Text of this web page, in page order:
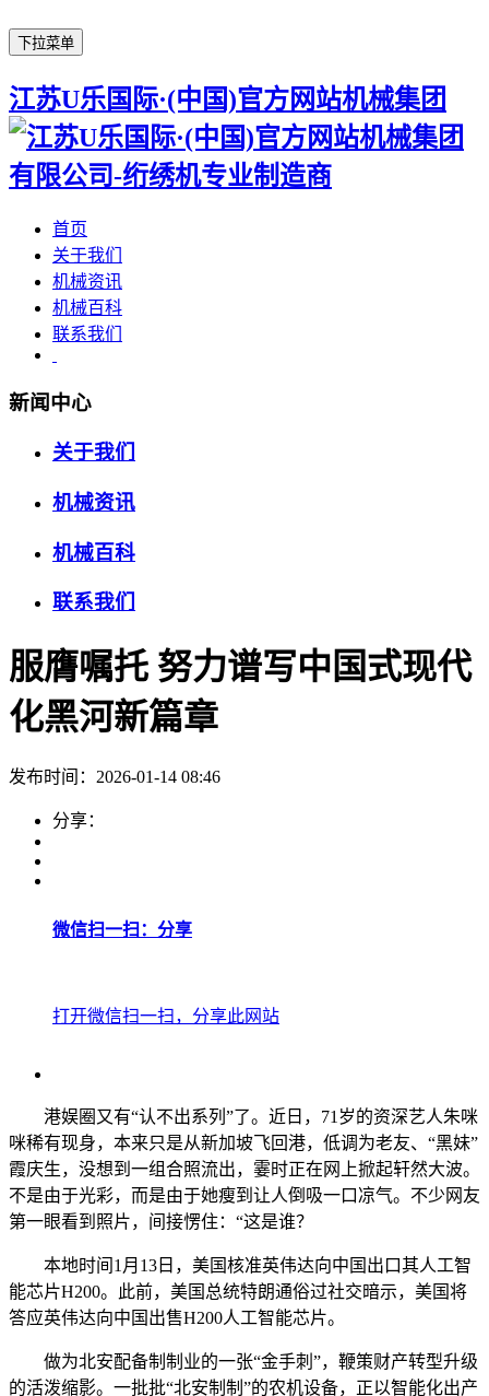
下拉菜单
江苏U乐国际·(中国)官方网站机械集团
首页
关于我们
机械资讯
机械百科
联系我们
新闻中心
关于我们
机械资讯
机械百科
联系我们
服膺嘱托 努力谱写中国式现代
化黑河新篇章
发布时间：2026-01-14 08:46
分享：
微信扫一扫：分享
打开微信扫一扫，分享此网站
港娱圈又有“认不出系列”了。近日，71岁的资深艺人朱咪
咪稀有现身，本来只是从新加坡飞回港，低调为老友、“黑妹”
霞庆生，没想到一组合照流出，霎时正在网上掀起轩然大波。
不是由于光彩，而是由于她瘦到让人倒吸一口凉气。不少网友
第一眼看到照片，间接愣住：“这是谁？
本地时间1月13日，美国核准英伟达向中国出口其人工智
能芯片H200。此前，美国总统特朗通俗过社交暗示，美国将
答应英伟达向中国出售H200人工智能芯片。
做为北安配备制制业的一张“金手刺”，鞭策财产转型升级
的活泼缩影。一批批“北安制制”的农机设备，正以智能化出产